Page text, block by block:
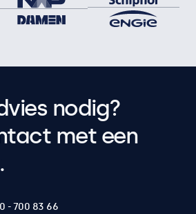
nodig?
met een
- 700 83 66